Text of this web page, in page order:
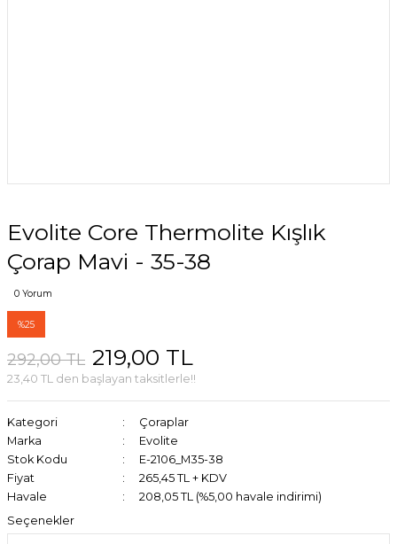
Evolite Core Thermolite Kışlık
Çorap Mavi - 35-38
0 Yorum
%25
292,00 TL 219,00 TL
23,40 TL den başlayan taksitlerle!!
Kategori
Çoraplar
Marka
Evolite
Stok Kodu
E-2106_M35-38
Fiyat
265,45 TL + KDV
Havale
208,05 TL (%5,00 havale indirimi)
Seçenekler